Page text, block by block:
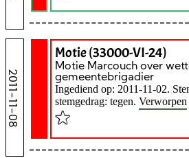
2011-11-08
Motie (33000-VI-24)
Motie Marcouch over
gemeentebrigadier
Ingediend op: 2011-11-02.
stemgedrag: tegen. Verworpen